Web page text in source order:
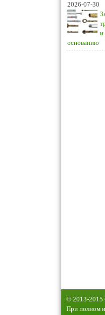
2026-07-30
и
основанию
© 2013-2015
При полном